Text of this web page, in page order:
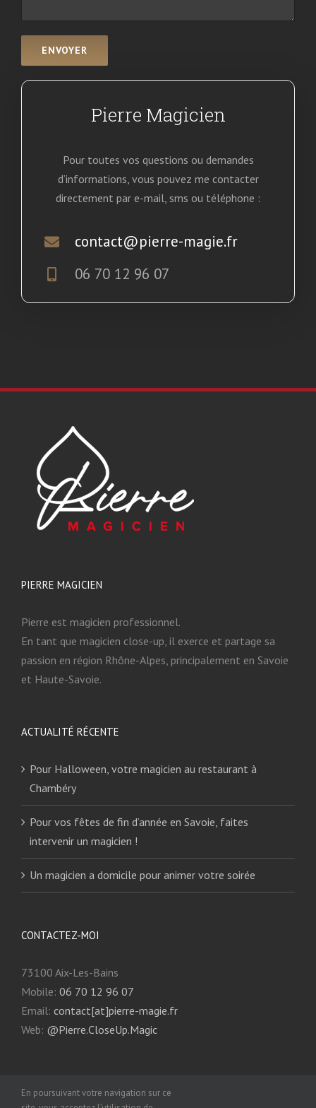
Pierre Magicien
Pour toutes vos questions ou demandes
d’informations, vous pouvez me contacter
directement par e-mail, sms ou téléphone :
contact@pierre-magie.fr
06 70 12 96 07
PIERRE MAGICIEN
Pierre est magicien professionnel.
En tant que magicien close-up, il exerce et partage sa
passion en région Rhône-Alpes, principalement en Savoie
et Haute-Savoie.
ACTUALITÉ RÉCENTE
Pour Halloween, votre magicien au restaurant à
Chambéry
Pour vos fêtes de fin d’année en Savoie, faites
intervenir un magicien !
Un magicien a domicile pour animer votre soirée
CONTACTEZ-MOI
73100 Aix-Les-Bains
Mobile: 06 70 12 96 07
Email: contact[at]pierre-magie.fr
Web: @Pierre.CloseUp.Magic
En poursuivant votre navigation sur ce